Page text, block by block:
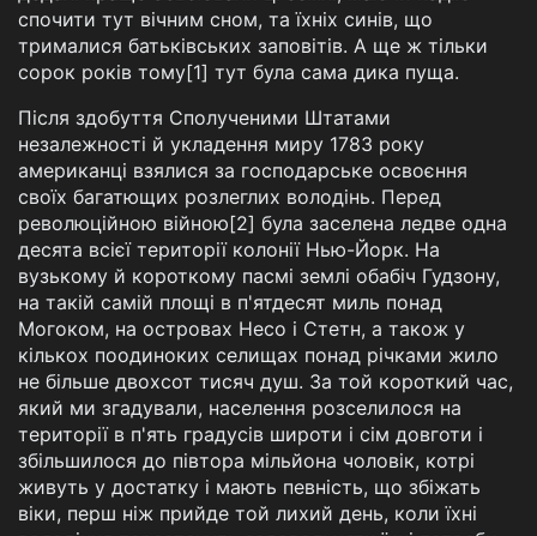
спочити тут вічним сном, та їхніх синів, що
трималися батьківських заповітів. А ще ж тільки
сорок років тому[1] тут була сама дика пуща.
Після здобуття Сполученими Штатами
незалежності й укладення миру 1783 року
американці взялися за господарське освоєння
своїх багатющих розлеглих володінь. Перед
революційною війною[2] була заселена ледве одна
десята всієї території колонії Нью-Йорк. На
вузькому й короткому пасмі землі обабіч Гудзону,
на такій самій площі в п'ятдесят миль понад
Могоком, на островах Несо і Стетн, а також у
кількох поодиноких селищах понад річками жило
не більше двохсот тисяч душ. За той короткий час,
який ми згадували, населення розселилося на
території в п'ять градусів широти і сім довготи і
збільшилося до півтора мільйона чоловік, котрі
живуть у достатку і мають певність, що збіжать
віки, перш ніж прийде той лихий день, коли їхні